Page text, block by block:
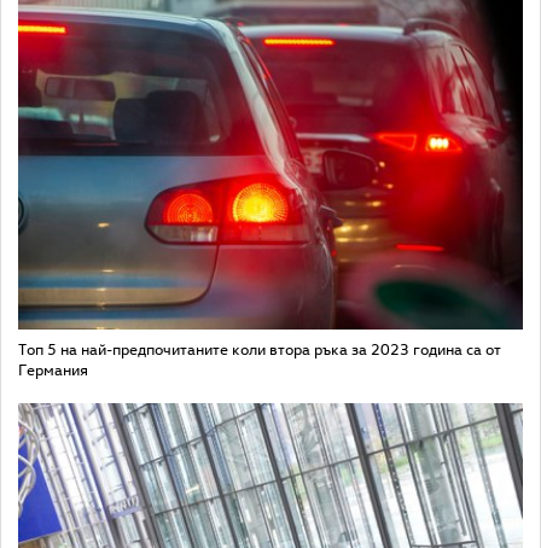
Топ 5 на най-предпочитаните коли втора ръка за 2023 година са от
Германия